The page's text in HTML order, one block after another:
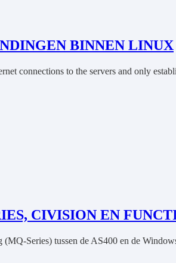
BINNEN LINUX
connections to the servers and only
CIVISION EN
(MQ-Series) tussen de AS400 en de